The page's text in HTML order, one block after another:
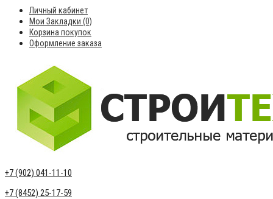
Личный кабинет
Мои Закладки (0)
Корзина покупок
Оформление заказа
+7 (902) 041-11-10
+7 (8452) 25-17-59